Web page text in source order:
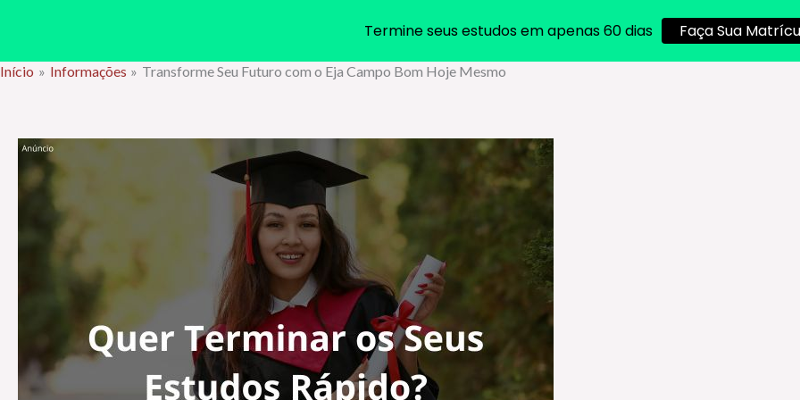
Ir
conteúdo
Início Informações Transforme Seu Futuro com o Eja Campo Bom Hoje Mesmo
Termine seus estudos em apenas 60 dias Faça Sua